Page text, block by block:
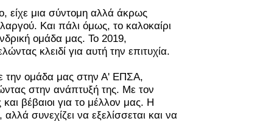
είχε μια σύντομη αλλά άκρως
Και πάλι όμως, το καλοκαίρι
ομάδα μας. Το 2019,
κλειδί για αυτή την επιτυχία.
την ομάδα μας στην Α' ΕΠΣΑ,
στην ανάπτυξή της. Με τον
βέβαιοι για το μέλλον μας. Η
συνεχίζει να εξελίσσεται και να